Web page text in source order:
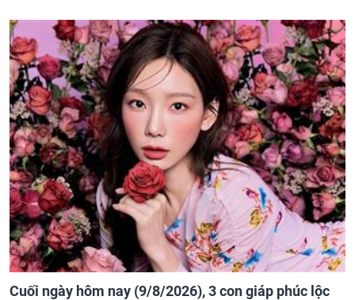
Cuối ngày hôm nay (9/8/2026), 3 con giáp phúc lộc